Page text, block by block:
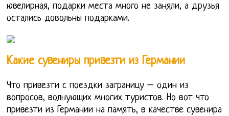
ювелирная, подарки места много не заняли, а друзья
остались довольны подарками.
Какие сувениры привезти из Германии
Что привезти с поездки заграницу – один из
вопросов, волнующих многих туристов. Но вот что
привезти из Германии на память, в качестве сувенира